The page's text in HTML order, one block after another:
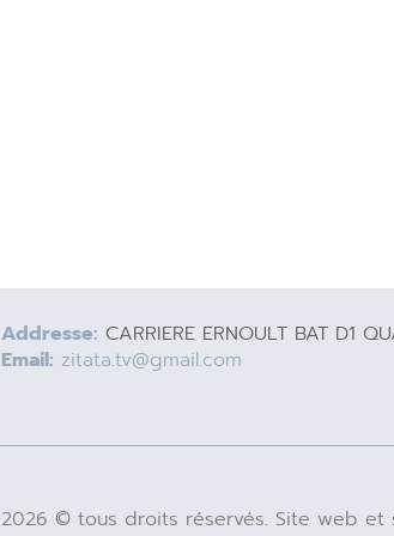
Addresse: CARRIERE ERNOULT BAT D1
Email: zitata.tv@gmail.com
2026 © tous droits réservés. Site web et